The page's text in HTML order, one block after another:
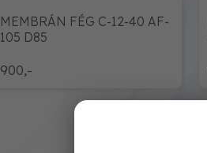
900,-
MEMBRÁN FÉG C-12-40 AF-
105 D85